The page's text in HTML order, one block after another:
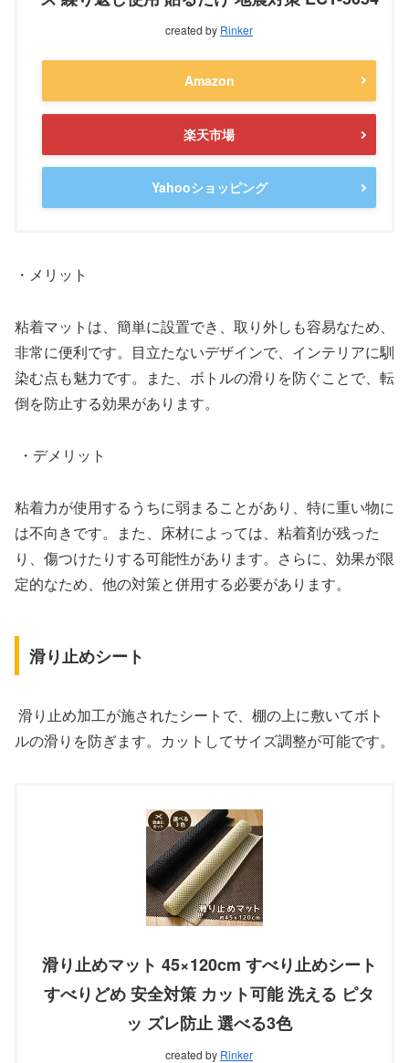
created by Rinker
Amazon
楽天市場
Yahooショッピング
・メリット
粘着マットは、簡単に設置でき、取り外しも容易なため、
非常に便利です。目立たないデザインで、インテリアに馴
染む点も魅力です。また、ボトルの滑りを防ぐことで、転
倒を防止する効果があります。
・デメリット
粘着力が使用するうちに弱まることがあり、特に重い物に
は不向きです。また、床材によっては、粘着剤が残った
り、傷つけたりする可能性があります。さらに、効果が限
定的なため、他の対策と併用する必要があります。
滑り止めシート
滑り止め加工が施されたシートで、棚の上に敷いてボト
ルの滑りを防ぎます。カットしてサイズ調整が可能です。
滑り止めマット 45×120cm すべり止めシート
すべりどめ 安全対策 カット可能 洗える ピタ
ッ ズレ防止 選べる3色
created by Rinker